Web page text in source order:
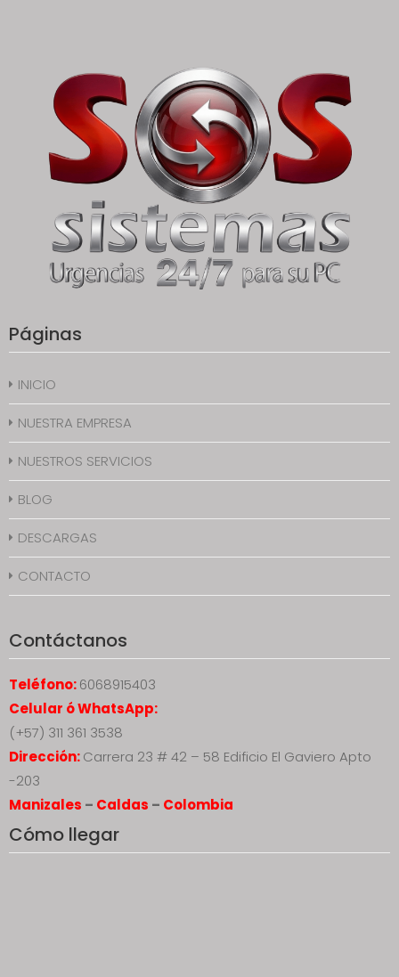
Páginas
INICIO
NUESTRA EMPRESA
NUESTROS SERVICIOS
BLOG
DESCARGAS
CONTACTO
Contáctanos
Teléfono:6068915403
Celular ó WhatsApp:
(+57) 311 361 3538
Dirección:Carrera 23 # 42 – 58 Edificio El Gaviero Apto
-203
Manizales – Caldas – Colombia
Cómo llegar